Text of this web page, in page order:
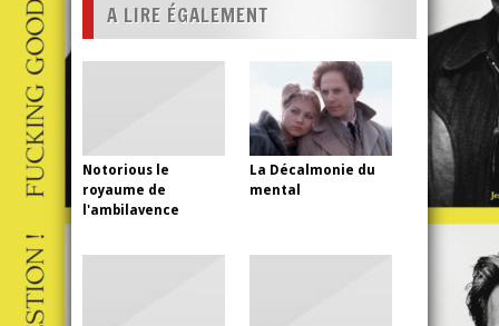
A LIRE ÉGALEMENT
Notorious le
royaume de
l'ambilavence
La Décalmonie du
mental